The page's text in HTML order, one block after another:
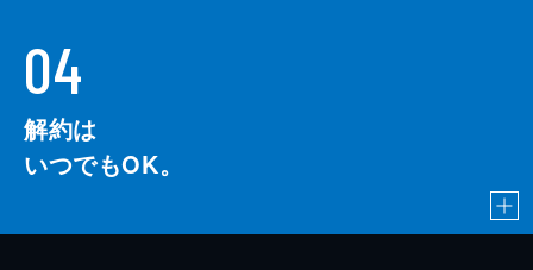
04
解約は
いつでもOK。